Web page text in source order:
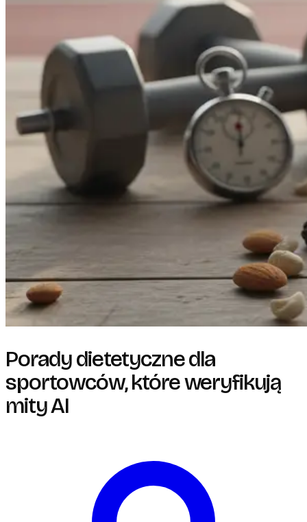
Porady dietetyczne dla
sportowców, które weryfikują
mity AI